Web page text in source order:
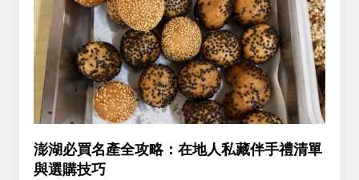
澎湖必買名產全攻略：在地人私藏伴手禮清單
與選購技巧